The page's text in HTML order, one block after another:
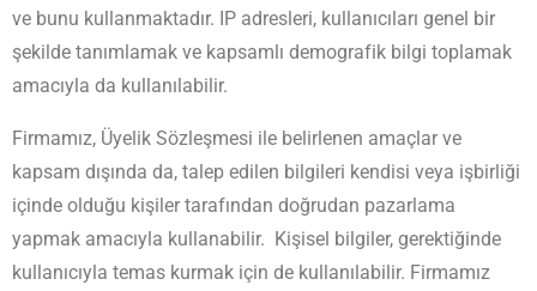
ve bunu kullanmaktadır. IP adresleri, kullanıcıları genel bir
şekilde tanımlamak ve kapsamlı demografik bilgi toplamak
amacıyla da kullanılabilir.
Firmamız, Üyelik Sözleşmesi ile belirlenen amaçlar ve
kapsam dışında da, talep edilen bilgileri kendisi veya işbirliği
içinde olduğu kişiler tarafından doğrudan pazarlama
yapmak amacıyla kullanabilir. Kişisel bilgiler, gerektiğinde
kullanıcıyla temas kurmak için de kullanılabilir. Firmamız